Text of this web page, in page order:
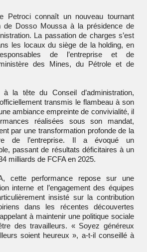
Petrociconnaît un nouveau tournant
de Dosso Moussa à la présidence de
La passation de charges s’est
les locaux du siège de la holding, en
de l’entreprise et de
des Mines, du Pétrole et de
la tête du Conseil d’administration,
transmis le flambeau à son
ambiance empreinte de convivialité, il
réalisées sous son mandat,
par une transformation profonde de la
de l’entreprise. Il a évoqué un
passant de résultats déficitaires à un
milliards de FCFA en 2025.
cette performance repose sur une
interne et l’engagement des équipes
insisté sur la contribution
dans les récentes découvertes
à maintenir une politique sociale
des travailleurs. « Soyez généreux
soient heureux », a-t-il conseillé à